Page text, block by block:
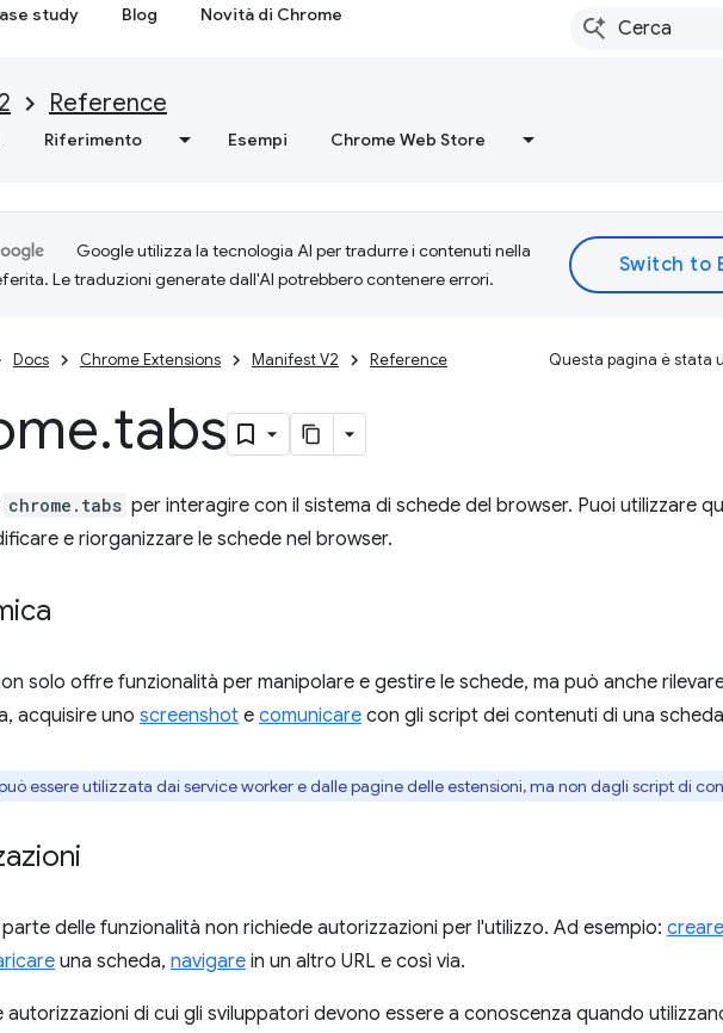
study Blog Novità di Chrome
Reference
Riferimento Esempi Chrome Web Store
Google utilizza la tecnologia AI per tradurre i contenuti nella
Le traduzioni generate dall'AI potrebbero contenere errori.
Docs Chrome Extensions Manifest V2 Reference Questa pagina è stata
.tabs
chrome.tabs per interagire con il sistema di schede del browser. Puoi utilizzare
e riorganizzare le schede nel browser.
solo offre funzionalità per manipolare e gestire le schede, ma può anche
acquisire uno screenshot e comunicare con gli script dei contenuti di una
può essere utilizzata dai service worker e dalle pagine delle estensioni, ma non dagli script di
delle funzionalità non richiede autorizzazioni per l'utilizzo. Ad esempio: creare
una scheda, navigare in un altro URL e così via.
autorizzazioni di cui gli sviluppatori devono essere a conoscenza quando